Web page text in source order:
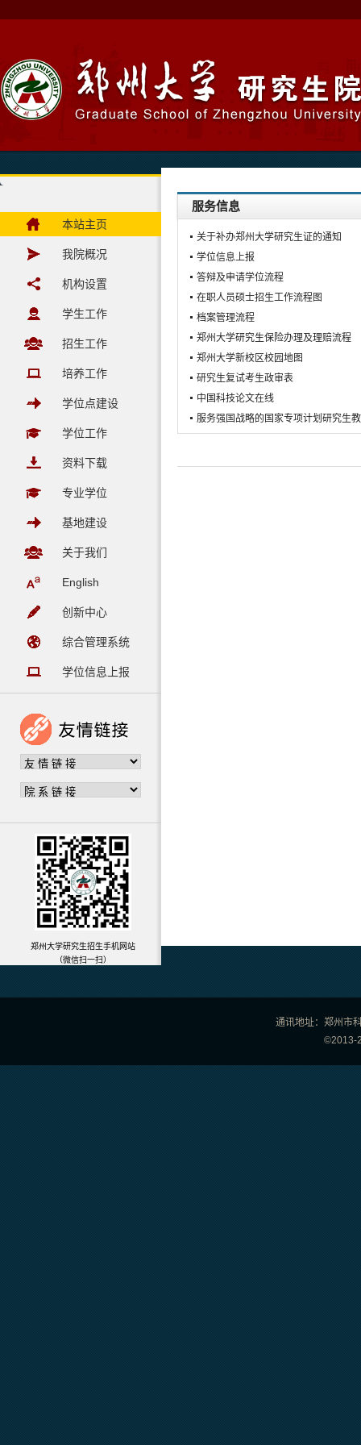
本站主页
我院概况
机构设置
学生工作
招生工作
培养工作
学位点建设
学位工作
资料下载
专业学位
基地建设
关于我们
English
创新中心
综合管理系统
学位信息上报
郑州大学研究生招生手机网站
（微信扫一扫）
服务信息
关于补办郑州大学研究生证的通知
学位信息上报
答辩及申请学位流程
在职人员硕士招生工作流程图
档案管理流程
郑州大学研究生保险办理及理赔流程
郑州大学新校区校园地图
研究生复试考生政审表
中国科技论文在线
服务强国战略的国家专项计划研究生
通讯地址：郑州
©2013-